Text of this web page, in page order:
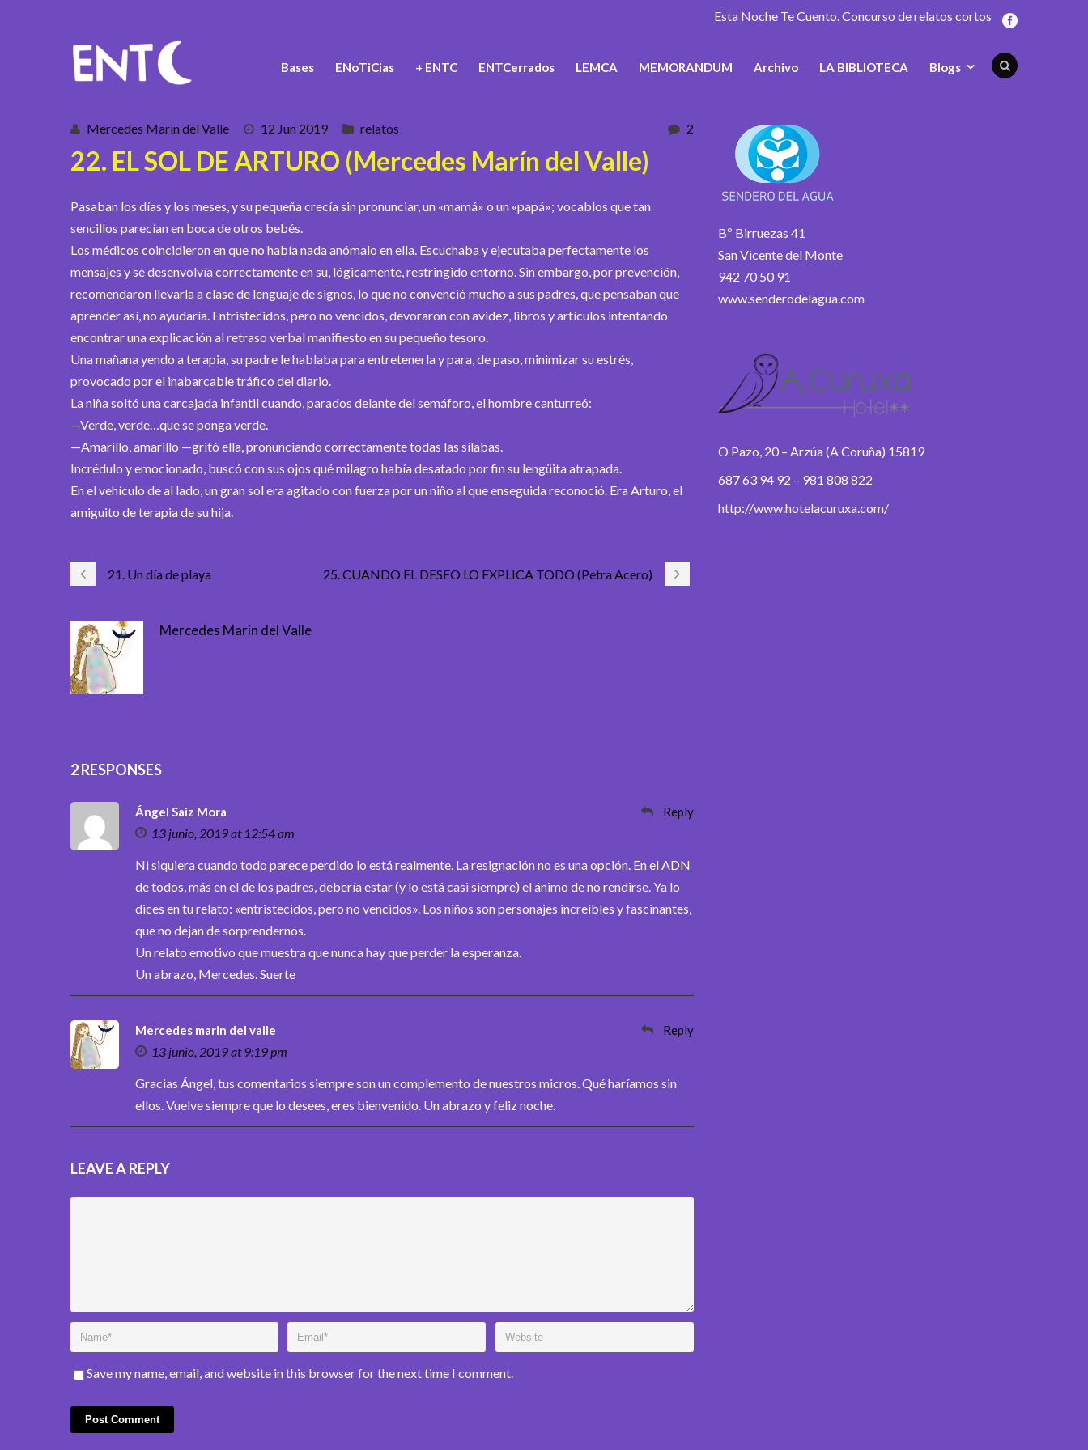
Esta Noche Te Cuento. Concurso de relatos cortos
Bases ENoTiCias + ENTC ENTCerrados LEMCA MEMORANDUM Archivo LA BIBLIOTECA Blogs
Mercedes Marín del Valle 12 Jun 2019 relatos 2
22. EL SOL DE ARTURO (Mercedes Marín del Valle)
Pasaban los días y los meses, y su pequeña crecía sin pronunciar, un «mamá» o un «papá»; vocablos que tan
sencillos parecían en boca de otros bebés.
Los médicos coincidieron en que no había nada anómalo en ella. Escuchaba y ejecutaba perfectamente los
mensajes y se desenvolvía correctamente en su, lógicamente, restringido entorno. Sin embargo, por prevención,
recomendaron llevarla a clase de lenguaje de signos, lo que no convenció mucho a sus padres, que pensaban que
aprender así, no ayudaría. Entristecidos, pero no vencidos, devoraron con avidez, libros y artículos intentando
encontrar una explicación al retraso verbal manifiesto en su pequeño tesoro.
Una mañana yendo a terapia, su padre le hablaba para entretenerla y para, de paso, minimizar su estrés,
provocado por el inabarcable tráfico del diario.
La niña soltó una carcajada infantil cuando, parados delante del semáforo, el hombre canturreó:
—Verde, verde…que se ponga verde.
—Amarillo, amarillo —gritó ella, pronunciando correctamente todas las sílabas.
Incrédulo y emocionado, buscó con sus ojos qué milagro había desatado por fin su lengüita atrapada.
En el vehículo de al lado, un gran sol era agitado con fuerza por un niño al que enseguida reconoció. Era Arturo, el
amiguito de terapia de su hija.
21. Un día de playa 25. CUANDO EL DESEO LO EXPLICA TODO (Petra Acero)
Mercedes Marín del Valle
2 RESPONSES
Ángel Saiz Mora
13 junio, 2019 at 12:54 am
Reply
Ni siquiera cuando todo parece perdido lo está realmente. La resignación no es una opción. En el ADN
de todos, más en el de los padres, debería estar (y lo está casi siempre) el ánimo de no rendirse. Ya lo
dices en tu relato: «entristecidos, pero no vencidos». Los niños son personajes increíbles y fascinantes,
que no dejan de sorprendernos.
Un relato emotivo que muestra que nunca hay que perder la esperanza.
Un abrazo, Mercedes. Suerte
Mercedes marin del valle
13 junio, 2019 at 9:19 pm
Reply
Gracias Ángel, tus comentarios siempre son un complemento de nuestros micros. Qué haríamos sin
ellos. Vuelve siempre que lo desees, eres bienvenido. Un abrazo y feliz noche.
LEAVE A REPLY
Save my name, email, and website in this browser for the next time I comment.
Bº Birruezas 41
San Vicente del Monte
942 70 50 91
www.senderodelagua.com
O Pazo, 20 – Arzúa (A Coruña) 15819
687 63 94 92 – 981 808 822
http://www.hotelacuruxa.com/